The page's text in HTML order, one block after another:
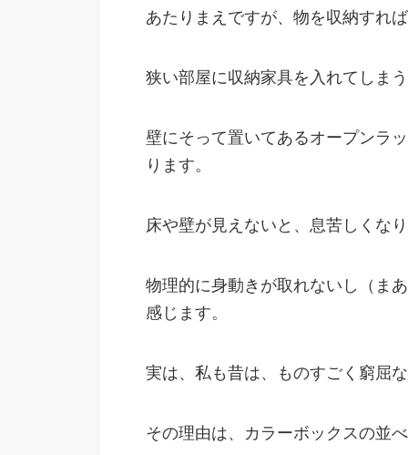
あたりまえですが、物を収納すれ
狭い部屋に収納家具を入れてしま
壁にそって置いてあるオープンラ
ります。
床や壁が見えないと、息苦しくな
物理的に身動きが取れないし（ま
感じます。
実は、私も昔は、ものすごく窮屈
その理由は、カラーボックスの並べ